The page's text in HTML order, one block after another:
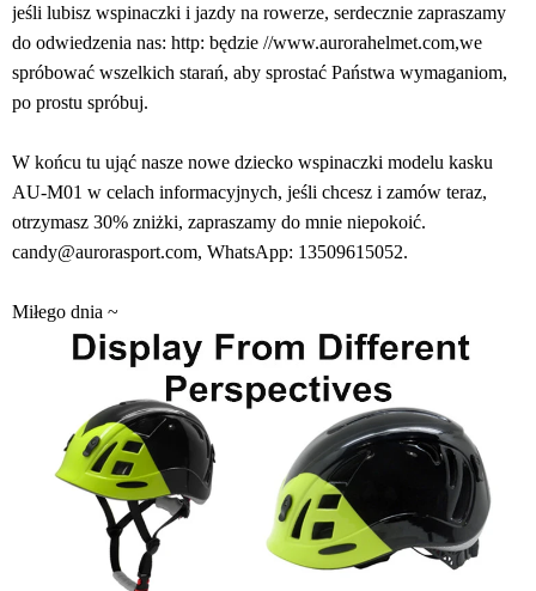
jeśli lubisz wspinaczki i jazdy na rowerze, serdecznie zapraszamy
do odwiedzenia nas: http: będzie //www.aurorahelmet.com,we
spróbować wszelkich starań, aby sprostać Państwa wymaganiom,
po prostu spróbuj.
W końcu tu ująć nasze nowe dziecko wspinaczki modelu kasku
AU-M01 w celach informacyjnych, jeśli chcesz i zamów teraz,
otrzymasz 30% zniżki, zapraszamy do mnie niepokoić.
candy@aurorasport.com, WhatsApp: 13509615052.
Miłego dnia ~